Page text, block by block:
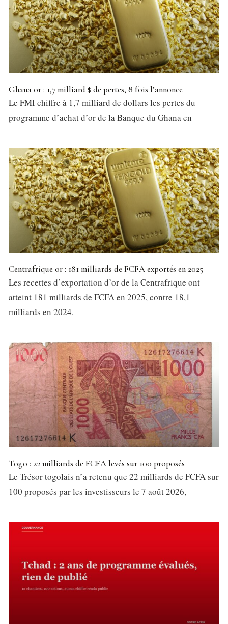
Ghana or : 1,7 milliard $ de pertes, 8 fois l’annonce
Le FMI chiffre à 1,7 milliard de dollars les pertes du
programme d’achat d’or de la Banque du Ghana en
Centrafrique or : 181 milliards de FCFA exportés en 2025
Les recettes d’exportation d’or de la Centrafrique ont
atteint 181 milliards de FCFA en 2025, contre 18,1
milliards en 2024.
Togo : 22 milliards de FCFA levés sur 100 proposés
Le Trésor togolais n’a retenu que 22 milliards de FCFA sur
100 proposés par les investisseurs le 7 août 2026,